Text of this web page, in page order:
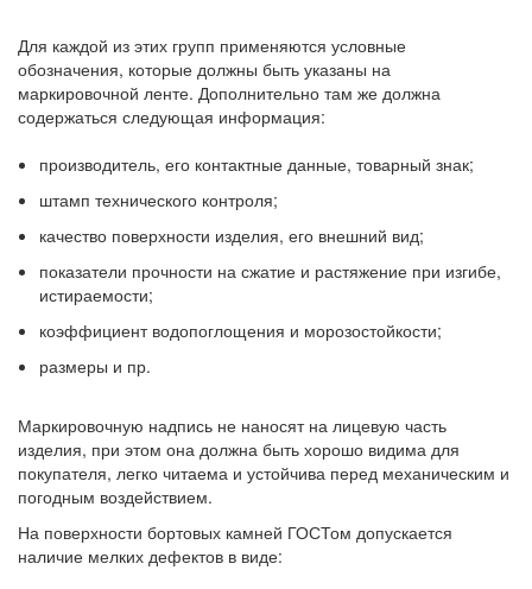
Для каждой из этих групп применяются условные
обозначения, которые должны быть указаны на
маркировочной ленте. Дополнительно там же должна
содержаться следующая информация:
производитель, его контактные данные, товарный знак;
штамп технического контроля;
качество поверхности изделия, его внешний вид;
показатели прочности на сжатие и растяжение при изгибе,
истираемости;
коэффициент водопоглощения и морозостойкости;
размеры и пр.
Маркировочную надпись не наносят на лицевую часть
изделия, при этом она должна быть хорошо видима для
покупателя, легко читаема и устойчива перед механическим и
погодным воздействием.
На поверхности бортовых камней ГОСТом допускается
наличие мелких дефектов в виде: